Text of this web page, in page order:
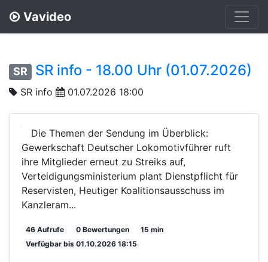
Vavideo
SR SR info - 18.00 Uhr (01.07.2026)
SR info 01.07.2026 18:00
Die Themen der Sendung im Überblick:
Gewerkschaft Deutscher Lokomotivführer ruft
ihre Mitglieder erneut zu Streiks auf,
Verteidigungsministerium plant Dienstpflicht für
Reservisten, Heutiger Koalitionsausschuss im
Kanzleram...
46 Aufrufe 0 Bewertungen
15 min
Verfügbar bis 01.10.2026 18:15